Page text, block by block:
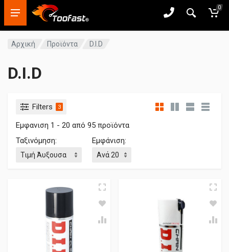
0
Αρχική Προϊόντα D.I.D
D.I.D
Filters 3
Εμφανιση 1 - 20 από 95 προϊόντα
Ταξινόμηση:
Εμφάνιση: